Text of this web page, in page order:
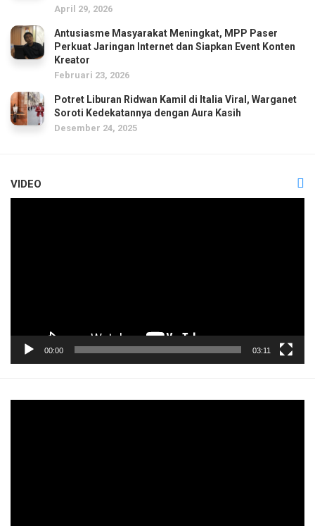
April 29, 2026
Antusiasme Masyarakat Meningkat, MPP Paser
Perkuat Jaringan Internet dan Siapkan Event Konten
Kreator
Februari 23, 2026
Potret Liburan Ridwan Kamil di Italia Viral, Warganet
Soroti Kedekatannya dengan Aura Kasih
Desember 24, 2025
VIDEO
00:00 03:11